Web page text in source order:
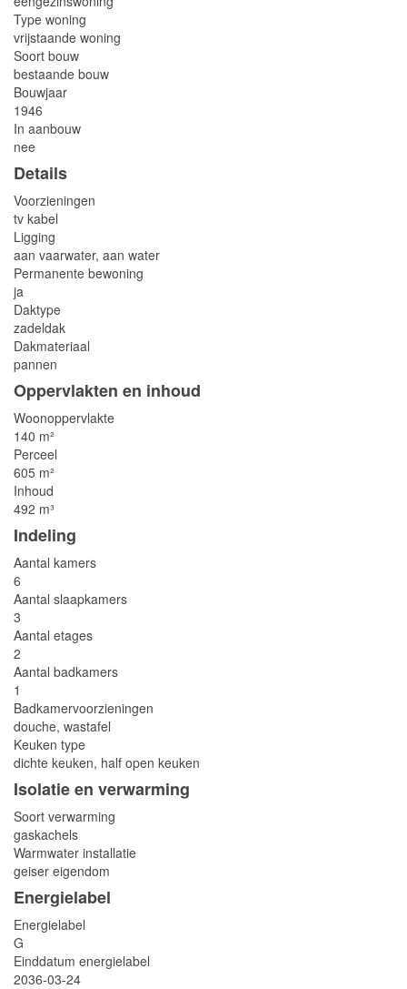
Type woning
vrijstaande woning
Soort bouw
bestaande bouw
Bouwjaar
1946
In aanbouw
nee
Details
Voorzieningen
tv kabel
Ligging
aan vaarwater, aan water
Permanente bewoning
ja
Daktype
zadeldak
Dakmateriaal
pannen
Oppervlakten en inhoud
Woonoppervlakte
140 m²
Perceel
605 m²
Inhoud
492 m³
Indeling
Aantal kamers
6
Aantal slaapkamers
3
Aantal etages
2
Aantal badkamers
1
Badkamervoorzieningen
douche, wastafel
Keuken type
dichte keuken, half open keuken
Isolatie en verwarming
Soort verwarming
gaskachels
Warmwater installatie
geiser eigendom
Energielabel
Energielabel
G
Einddatum energielabel
2036-03-24